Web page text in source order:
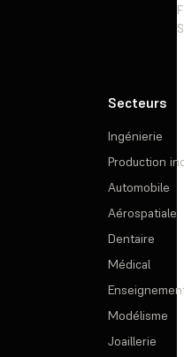
Secteurs
Ingénierie
Production
Automobile
Aérospatiale
Dentaire
Médical
Modélisme
Joaillerie